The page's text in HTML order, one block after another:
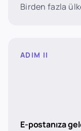
Birden fazla
ADIM II
E-postanıza